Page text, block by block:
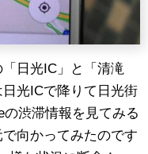
日光IC」と「清滝
光ICで降りて日光街
渋滞情報を見てみる
向かってみたのです